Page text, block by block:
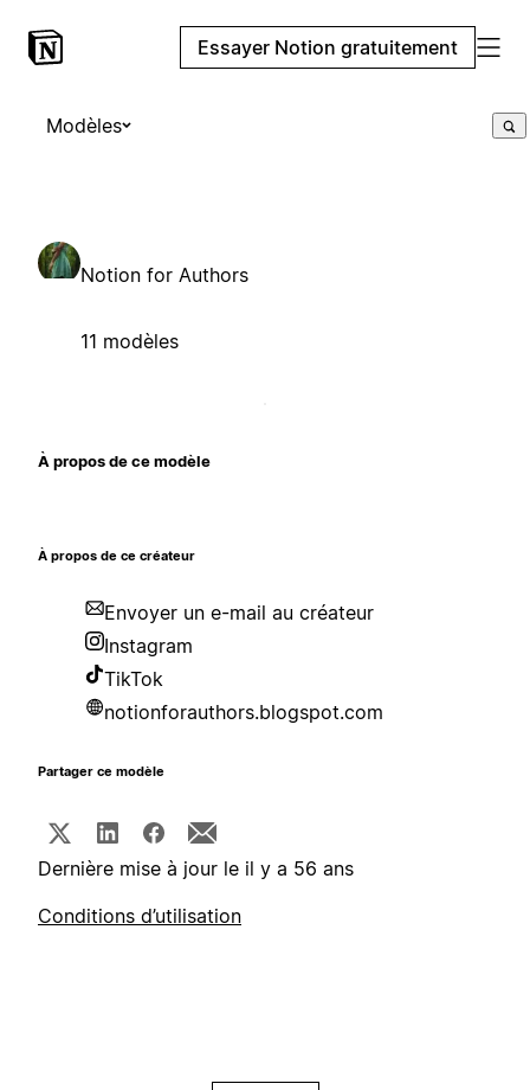
Essayer Notion gratuitement
Modèles
Notion for Authors
11 modèles
À propos de ce modèle
À propos de ce créateur
Envoyer un e-mail au créateur
Instagram
TikTok
notionforauthors.blogspot.com
Partager ce modèle
Dernière mise à jour le il y a 56 ans
Conditions d’utilisation